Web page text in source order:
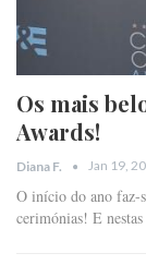
Os mais
Awards!
Diana F. Jan 19,
O início do ano faz-
cerimónias! E